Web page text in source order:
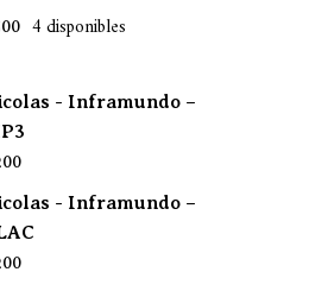
4 disponibles
- Inframundo –
- Inframundo –